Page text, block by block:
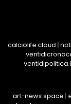
calciolife.cloud |
art-news.space |